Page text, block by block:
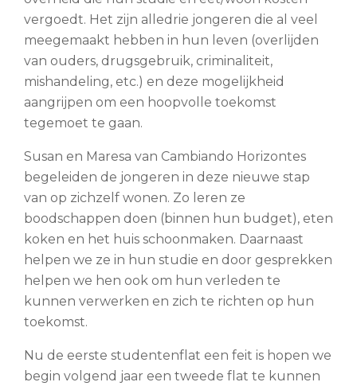
vergoedt. Het zijn alledrie jongeren die al veel
meegemaakt hebben in hun leven (overlijden
van ouders, drugsgebruik, criminaliteit,
mishandeling, etc.) en deze mogelijkheid
aangrijpen om een hoopvolle toekomst
tegemoet te gaan.
Susan en Maresa van Cambiando Horizontes
begeleiden de jongeren in deze nieuwe stap
van op zichzelf wonen. Zo leren ze
boodschappen doen (binnen hun budget), eten
koken en het huis schoonmaken. Daarnaast
helpen we ze in hun studie en door gesprekken
helpen we hen ook om hun verleden te
kunnen verwerken en zich te richten op hun
toekomst.
Nu de eerste studentenflat een feit is hopen we
begin volgend jaar een tweede flat te kunnen